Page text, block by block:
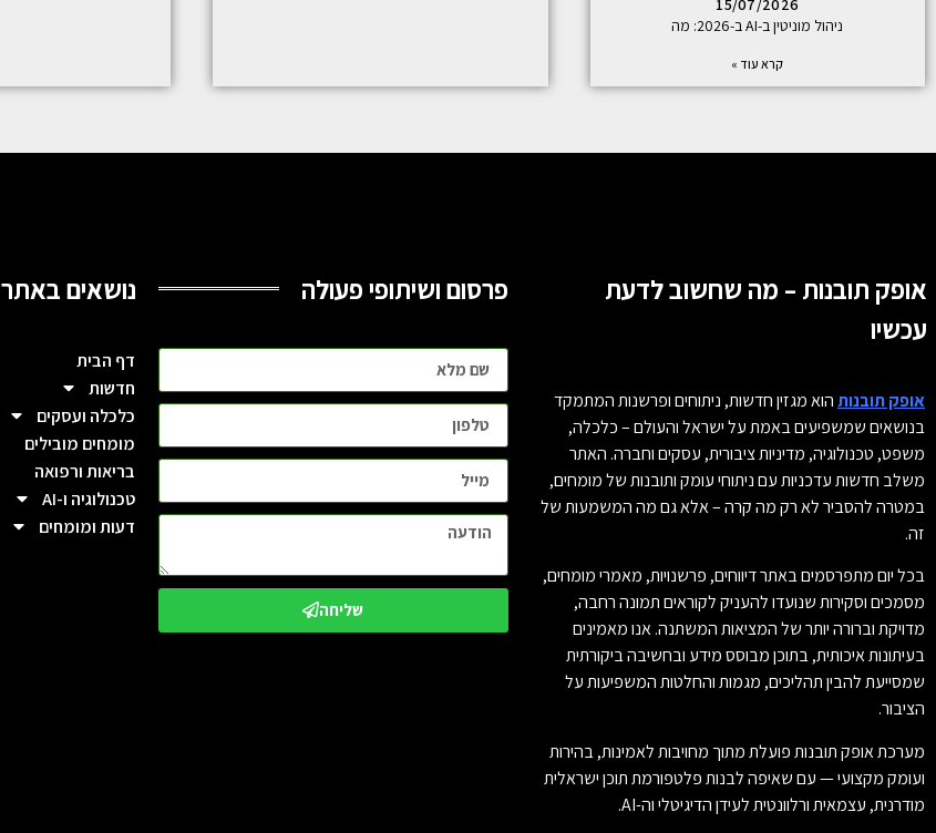
15/07/2026
ניהול מוניטין ב-AI ב-2026: מה
קרא עוד »
אופק תובנות – מה שחשוב לדעת
עכשיו
אופק תובנותהוא מגזין חדשות, ניתוחים ופרשנות המתמקד
בנושאים שמשפיעים באמת על ישראל והעולם – כלכלה,
משפט, טכנולוגיה, מדיניות ציבורית, עסקים וחברה. האתר
משלב חדשות עדכניות עם ניתוחי עומק ותובנות של מומחים,
במטרה להסביר לא רק מה קרה – אלא גם מה המשמעות של
זה.
בכל יום מתפרסמים באתר דיווחים, פרשנויות, מאמרי מומחים,
מסמכים וסקירות שנועדו להעניק לקוראים תמונה רחבה,
מדויקת וברורה יותר של המציאות המשתנה. אנו מאמינים
בעיתונות איכותית, בתוכן מבוסס מידע ובחשיבה ביקורתית
שמסייעת להבין תהליכים, מגמות והחלטות המשפיעות על
הציבור.
מערכת אופק תובנות פועלת מתוך מחויבות לאמינות, בהירות
ועומק מקצועי — עם שאיפה לבנות פלטפורמת תוכן ישראלית
מודרנית, עצמאית ורלוונטית לעידן הדיגיטלי וה-AI.
פרסום ושיתופי פעולה
שליחה
נושאים באתר
דף הבית
חדשות
כלכלה ועסקים
מומחים מובילים
בריאות ורפואה
טכנולוגיה ו-AI
דעות ומומחים